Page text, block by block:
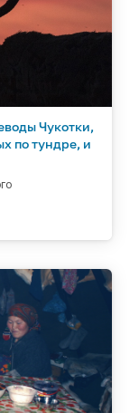
Чукотки,
по тундре, и